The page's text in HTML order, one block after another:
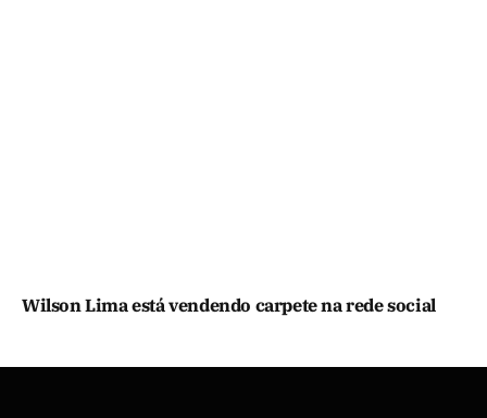
Wilson Lima está vendendo carpete na rede social